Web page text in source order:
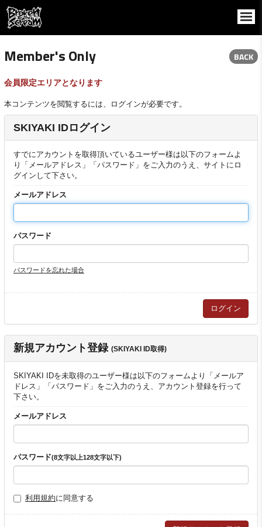
Member's Only BACK
会員限定エリアとなります
本コンテンツを閲覧するには、ログインが必要です。
SKIYAKI IDログイン
すでにアカウントを取得頂いているユーザー様は以下のフォームよ
り「メールアドレス」「パスワード」をご入力のうえ、サイトにロ
グインして下さい。
メールアドレス
パスワード
パスワードを忘れた場合
新規アカウント登録 (SKIYAKI ID取得)
SKIYAKI IDを未取得のユーザー様は以下のフォームより「メールア
ドレス」「パスワード」をご入力のうえ、アカウント登録を行って
下さい。
メールアドレス
パスワード(8文字以上128文字以下)
利用規約に同意する